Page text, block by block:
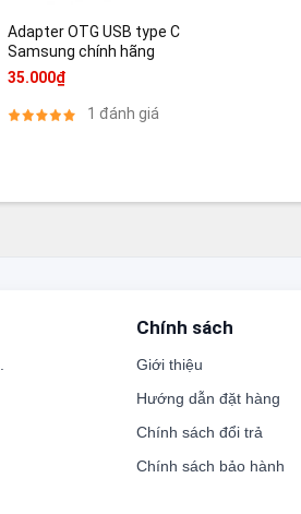
Adapter OTG USB type C
Samsung chính hãng
35.000₫
1 đánh giá
Chính sách
Giới thiệu
Hướng dẫn đặt hàng
Chính sách đổi trả
Chính sách bảo hành